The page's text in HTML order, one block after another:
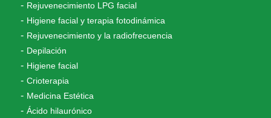
Rejuvenecimiento LPG facial
Higiene facial y terapia fotodinámica
Rejuvenecimiento y la radiofrecuencia
Depilación
Higiene facial
Crioterapia
Medicina Estética
Ácido hilaurónico